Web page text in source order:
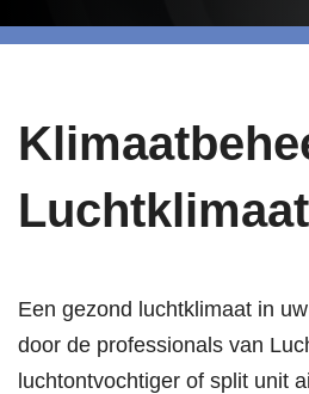
Een gezond luchtklimaat in
door de professionals van
luchtontvochtiger of split unit